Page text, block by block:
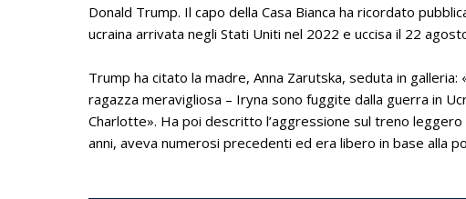
Donald Trump. Il capo della Casa Bianca ha ricordato
ucraina arrivata negli Stati Uniti nel 2022 e uccisa il 22
Trump ha citato la madre, Anna Zarutska, seduta in
ragazza meravigliosa – Iryna sono fuggite dalla guerra in
Charlotte». Ha poi descritto l’aggressione sul treno leggero
anni, aveva numerosi precedenti ed era libero in base alla